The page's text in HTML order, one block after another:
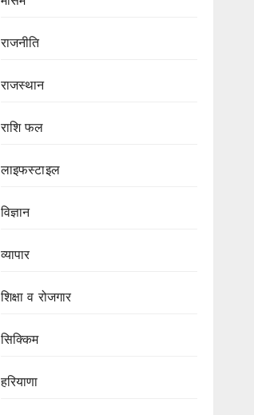
राजनीति
राजस्थान
राशि फल
लाइफस्टाइल
विज्ञान
व्यापार
शिक्षा व रोजगार
सिक्किम
हरियाणा